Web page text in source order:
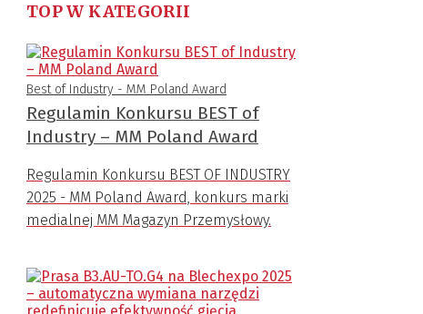
TOP W KATEGORII
Best of Industry - MM Poland Award
Regulamin Konkursu BEST of
Industry – MM Poland Award
Regulamin Konkursu BEST OF INDUSTRY
2025 - MM Poland Award, konkurs marki
medialnej MM Magazyn Przemysłowy.